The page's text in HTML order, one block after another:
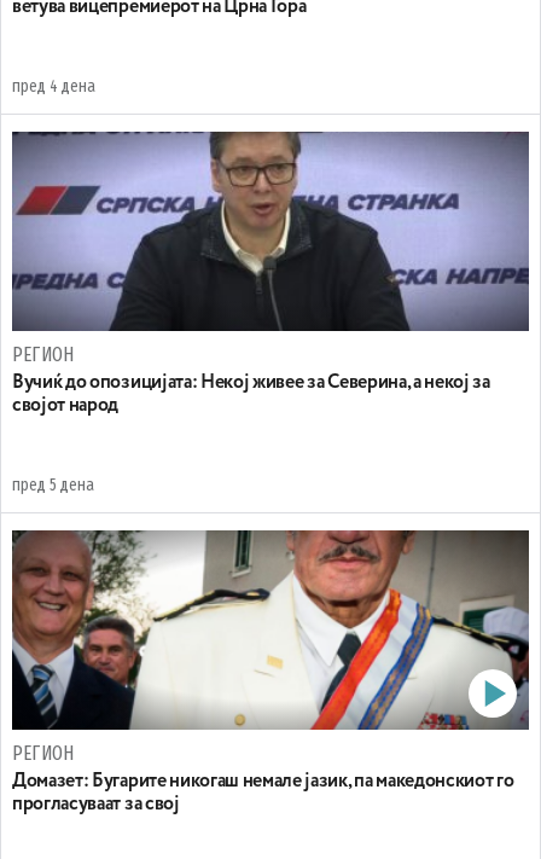
ветува вицепремиерот на Црна Гора
пред 4 дена
РЕГИОН
Вучиќ до опозицијата: Некој живее за Северина, а некој за
својот народ
пред 5 дена
РЕГИОН
Домазет: Бугарите никогаш немале јазик, па македонскиот го
прогласуваат за свој